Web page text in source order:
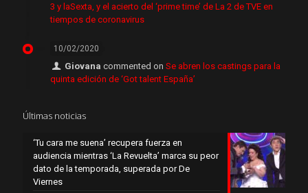
3 y laSexta, y el acierto del ‘prime time’ de La 2 de TVE en
tiempos de coronavirus
10/02/2020
Giovana commented onSe abren los castings para la
quinta edición de ‘Got talent España’
Últimas noticias
‘Tu cara me suena’ recupera fuerza en
audiencia mientras ‘La Revuelta’ marca su peor
dato de la temporada, superada por De
Viernes